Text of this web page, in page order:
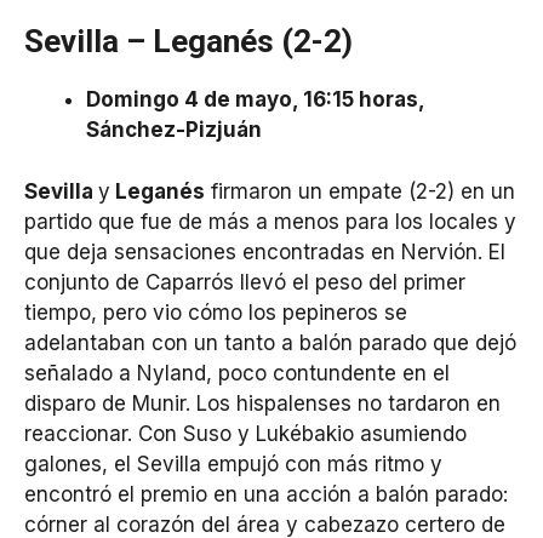
Sevilla – Leganés (2-2)
Domingo 4 de mayo, 16:15 horas,
Sánchez-Pizjuán
Sevilla y Leganés firmaron un empate (2-2) en un
partido que fue de más a menos para los locales y
que deja sensaciones encontradas en Nervión. El
conjunto de Caparrós llevó el peso del primer
tiempo, pero vio cómo los pepineros se
adelantaban con un tanto a balón parado que dejó
señalado a Nyland, poco contundente en el
disparo de Munir. Los hispalenses no tardaron en
reaccionar. Con Suso y Lukébakio asumiendo
galones, el Sevilla empujó con más ritmo y
encontró el premio en una acción a balón parado:
córner al corazón del área y cabezazo certero de